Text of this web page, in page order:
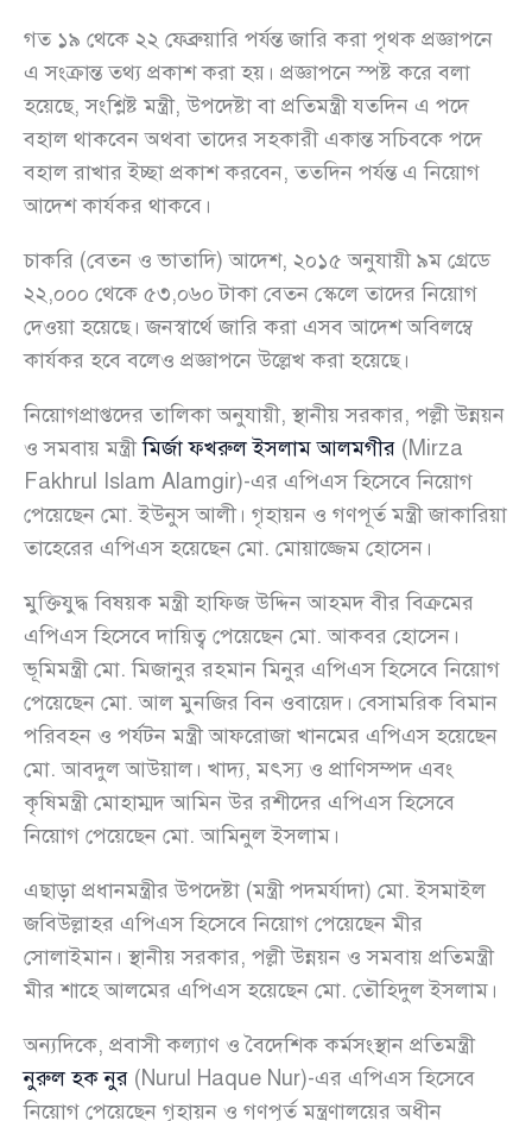
গত ১৯ থেকে ২২ ফেব্রুয়ারি পর্যন্ত জারি করা পৃথক প্রজ্ঞাপনে
এ সংক্রান্ত তথ্য প্রকাশ করা হয়। প্রজ্ঞাপনে স্পষ্ট করে বলা
হয়েছে, সংশ্লিষ্ট মন্ত্রী, উপদেষ্টা বা প্রতিমন্ত্রী যতদিন এ পদে
বহাল থাকবেন অথবা তাদের সহকারী একান্ত সচিবকে পদে
বহাল রাখার ইচ্ছা প্রকাশ করবেন, ততদিন পর্যন্ত এ নিয়োগ
আদেশ কার্যকর থাকবে।
চাকরি (বেতন ও ভাতাদি) আদেশ, ২০১৫ অনুযায়ী ৯ম গ্রেডে
২২,০০০ থেকে ৫৩,০৬০ টাকা বেতন স্কেলে তাদের নিয়োগ
দেওয়া হয়েছে। জনস্বার্থে জারি করা এসব আদেশ অবিলম্বে
কার্যকর হবে বলেও প্রজ্ঞাপনে উল্লেখ করা হয়েছে।
নিয়োগপ্রাপ্তদের তালিকা অনুযায়ী, স্থানীয় সরকার, পল্লী উন্নয়ন
ও সমবায় মন্ত্রীমির্জা ফখরুল ইসলাম আলমগীর (Mirza
Fakhrul Islam Alamgir)-এর এপিএস হিসেবে নিয়োগ
পেয়েছেন মো. ইউনুস আলী। গৃহায়ন ও গণপূর্ত মন্ত্রী জাকারিয়া
তাহেরের এপিএস হয়েছেন মো. মোয়াজ্জেম হোসেন।
মুক্তিযুদ্ধ বিষয়ক মন্ত্রী হাফিজ উদ্দিন আহমদ বীর বিক্রমের
এপিএস হিসেবে দায়িত্ব পেয়েছেন মো. আকবর হোসেন।
ভূমিমন্ত্রী মো. মিজানুর রহমান মিনুর এপিএস হিসেবে নিয়োগ
পেয়েছেন মো. আল মুনজির বিন ওবায়েদ। বেসামরিক বিমান
পরিবহন ও পর্যটন মন্ত্রী আফরোজা খানমের এপিএস হয়েছেন
মো. আবদুল আউয়াল। খাদ্য, মৎস্য ও প্রাণিসম্পদ এবং
কৃষিমন্ত্রী মোহাম্মদ আমিন উর রশীদের এপিএস হিসেবে
নিয়োগ পেয়েছেন মো. আমিনুল ইসলাম।
এছাড়া প্রধানমন্ত্রীর উপদেষ্টা (মন্ত্রী পদমর্যাদা) মো. ইসমাইল
জবিউল্লাহর এপিএস হিসেবে নিয়োগ পেয়েছেন মীর
সোলাইমান। স্থানীয় সরকার, পল্লী উন্নয়ন ও সমবায় প্রতিমন্ত্রী
মীর শাহে আলমের এপিএস হয়েছেন মো. তৌহিদুল ইসলাম।
অন্যদিকে, প্রবাসী কল্যাণ ও বৈদেশিক কর্মসংস্থান প্রতিমন্ত্রী
নুরুল হক নুর (Nurul Haque Nur)-এর এপিএস হিসেবে
নিয়োগ পেয়েছেন গৃহায়ন ও গণপূর্ত মন্ত্রণালয়ের অধীন